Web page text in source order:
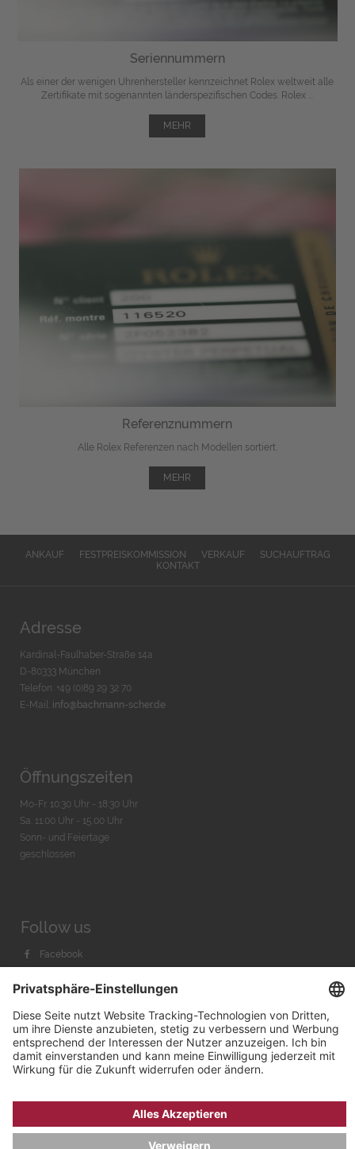
Seriennummern
Als einer der wenigen Uhrenhersteller kennzeichnet Rolex weltweit alle
Zertifikate mit sogenannten länderspezifischen Codes. Rolex ...
MEHR
Referenznummern
Alle Rolex Referenzen nach Modellen sortiert.
MEHR
ANKAUF FESTPREISKOMMISSION VERKAUF
SUCHAUFTRAG
KONTAKT
Adresse
Kardinal-Faulhaber-Straße 14a
D-80333 München
Telefon: +49 (0)89 29 32 70
E-Mail: info@bachmann-scher.de
Öffnungszeiten
Mo-Fr. 10:30 Uhr - 18:30 Uhr
Sa. 11:00 Uhr - 15.00 Uhr
Sonn- und Feiertage
geschlossen
Follow us
Facebook
Youtube
IMPRESSUM